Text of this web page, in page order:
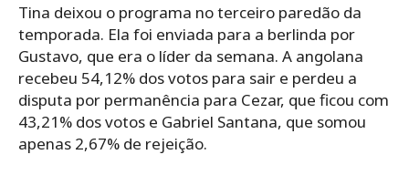
Tina deixou o programa no terceiro paredão da
temporada. Ela foi enviada para a berlinda por
Gustavo, que era o líder da semana. A angolana
recebeu 54,12% dos votos para sair e perdeu a
disputa por permanência para Cezar, que ficou com
43,21% dos votos e Gabriel Santana, que somou
apenas 2,67% de rejeição.